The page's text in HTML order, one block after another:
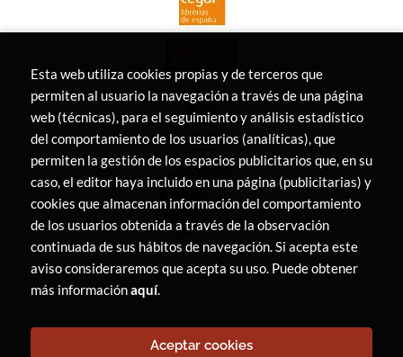
Esta web utiliza cookies propias y de terceros que
permiten al usuario la navegación a través de una página
web (técnicas), para el seguimiento y análisis estadístico
del comportamiento de los usuarios (analíticas), que
permiten la gestión de los espacios publicitarios que, en su
caso, el editor haya incluido en una página (publicitarias) y
cookies que almacenan información del comportamiento
de los usuarios obtenida a través de la observación
continuada de sus hábitos de navegación. Si acepta este
aviso consideraremos que acepta su uso. Puede obtener
más informaciónaquí.
Aceptar cookies